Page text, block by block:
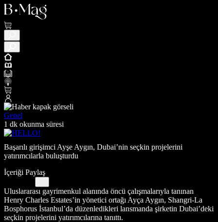
Genel
1 dk okunma süresi
Başarılı girişimci Ayşe Aygın, Dubai’nin seçkin projelerini
yatırımcılarla buluşturdu
İçeriği Paylaş
Uluslararası gayrimenkul alanında öncü çalışmalarıyla tanınan
Henry Charles Estates’in yönetici ortağı Ayça Aygın, Shangri-La
Bosphorus İstanbul’da düzenledikleri lansmanda şirketin Dubai’deki
seçkin projelerini yatırımcılarına tanıttı.